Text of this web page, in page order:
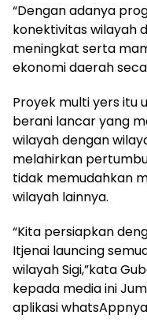
“Dengan adanya
konektivitas wilayah
meningkat serta
ekonomi daerah
Proyek multi yers itu
berani lancar yang
wilayah dengan
melahirkan
tidak memudahkan
wilayah lainnya.
“Kita persiapkan
Itjenai launcing
wilayah Sigi,”kata
kepada media ini
aplikasi